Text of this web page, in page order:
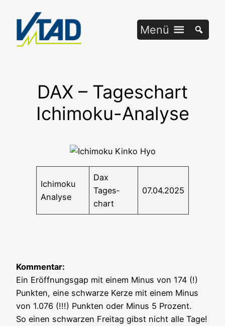
springen
Menü
DAX – Tageschart
Ichimoku-Analyse
Ichi­mo­ku
Analyse
Dax
Tages­
chart
07.04.2025
Kom­men­tar:
Ein Eröff­nungs­gap mit einem Minus von 174 (!)
Punk­ten, eine schwar­ze Ker­ze mit einem Minus
von 1.076 (!!!) Punk­ten oder Minus 5 Pro­zent.
So einen schwar­zen Frei­tag gibst nicht alle Tage!